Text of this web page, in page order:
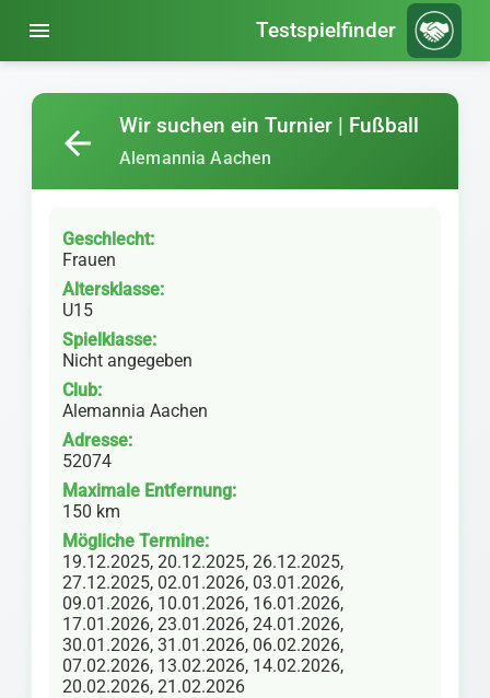
menu Testspielfinder
Wir suchen ein Turnier | Fußball
Alemannia Aachen
arrow_back
Geschlecht:
Frauen
Altersklasse:
U15
Spielklasse:
Nicht angegeben
Club:
Alemannia Aachen
Adresse:
52074
Maximale Entfernung:
150 km
Mögliche Termine:
19.12.2025, 20.12.2025, 26.12.2025,
27.12.2025, 02.01.2026, 03.01.2026,
09.01.2026, 10.01.2026, 16.01.2026,
17.01.2026, 23.01.2026, 24.01.2026,
30.01.2026, 31.01.2026, 06.02.2026,
07.02.2026, 13.02.2026, 14.02.2026,
20.02.2026, 21.02.2026